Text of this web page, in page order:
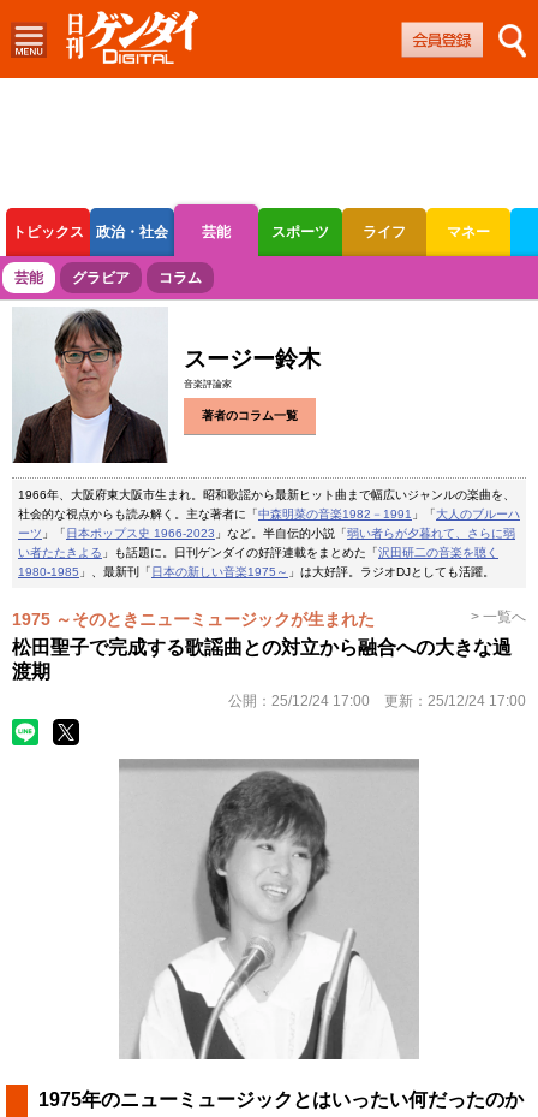
トピックス 政治・社会 芸能 スポーツ ライフ マネー
ボートレース 競輪 オートレース
芸能 グラビア コラム
スージー鈴木
音楽評論家
著者のコラム一覧
1966年、大阪府東大阪市生まれ。昭和歌謡から最新ヒット曲まで幅広いジャンルの楽曲を、
社会的な視点からも読み解く。主な著者に「中森明菜の音楽1982－1991 」「大人のブルーハ
ーツ 」「日本ポップス史 1966-2023 」など。半自伝的小説「弱い者らが夕暮れて、さらに弱
い者たたきよる 」も話題に。日刊ゲンダイの好評連載をまとめた「沢田研二の音楽を聴く
1980-1985 」、最新刊「日本の新しい音楽1975～ 」は大好評。ラジオDJとしても活躍。
1975 ～そのときニューミュージックが生まれた > 一覧へ
松田聖子で完成する歌謡曲との対立から融合への大きな過
渡期
公開： 25/12/24 17:00 更新： 25/12/24 17:00
1975年のニューミュージックとはいったい何だったのか